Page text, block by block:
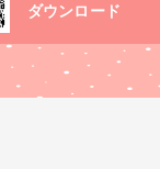
ダウンロード